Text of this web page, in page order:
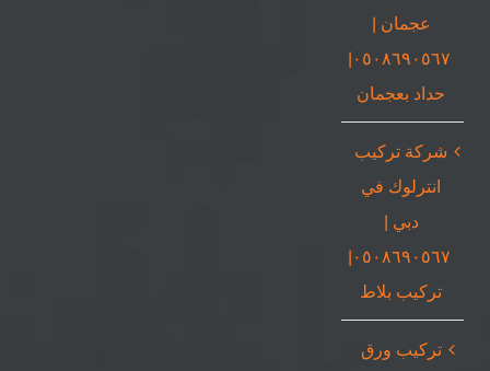
عجمان |
٠٥٠٨٦٩٠٥٦٧|
حداد بعجمان
شركة تركيب
انترلوك في
دبي |
٠٥٠٨٦٩٠٥٦٧|
تركيب بلاط
تركيب ورق